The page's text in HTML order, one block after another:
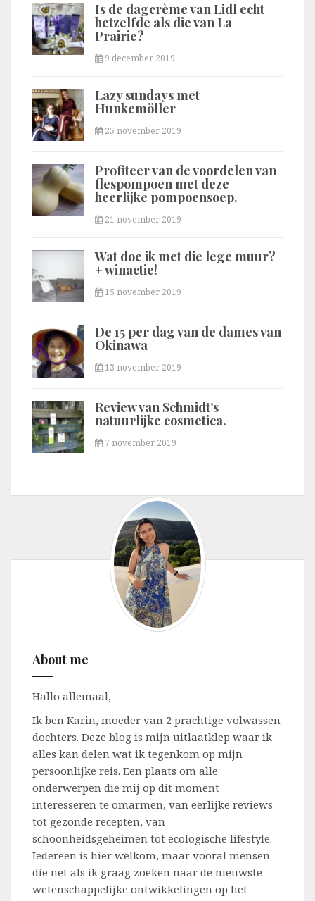
Is de dagcrème van Lidl echt
hetzelfde als die van La
Prairie?
9 december 2019
Lazy sundays met
Hunkemöller
25 november 2019
Profiteer van de voordelen van
flespompoen met deze
heerlijke pompoensoep.
21 november 2019
Wat doe ik met die lege muur?
+ winactie!
15 november 2019
De 15 per dag van de dames van
Okinawa
13 november 2019
Review van Schmidt’s
natuurlijke cosmetica.
7 november 2019
About me
Hallo allemaal,
Ik ben Karin, moeder van 2 prachtige volwassen
dochters. Deze blog is mijn uitlaatklep waar ik
alles kan delen wat ik tegenkom op mijn
persoonlijke reis. Een plaats om alle
onderwerpen die mij op dit moment
interesseren te omarmen, van eerlijke reviews
tot gezonde recepten, van
schoonheidsgeheimen tot ecologische lifestyle.
Iedereen is hier welkom, maar vooral mensen
die net als ik graag zoeken naar de nieuwste
wetenschappelijke ontwikkelingen op het